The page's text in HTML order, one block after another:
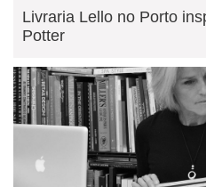
Livraria Lello no Porto
Potter